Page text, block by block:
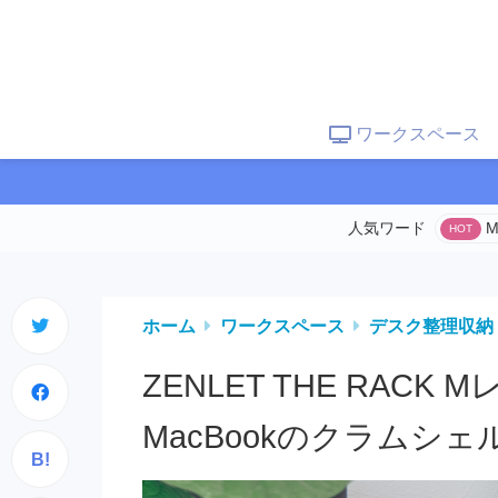
ワークスペース
B!
ホーム ワークスペース デスク整理収納
ZENLET THE RACK M
MacBookのクラムシェ